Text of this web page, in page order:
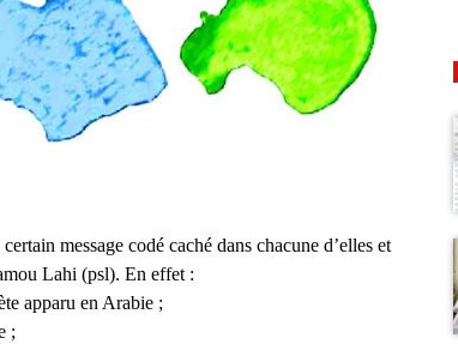
message codé caché dans chacune d’elles et
Lahi (psl). En effet :
apparu en Arabie ;
;